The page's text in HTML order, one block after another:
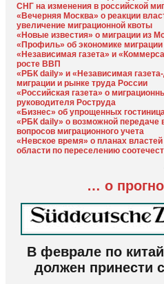
СНГ на изменения в российской
«Вечерняя Москва» о реакции
увеличение миграционной квоты
«Новые известия» о миграции из
«Профиль» об экономике миграции
«Независимая газета» и
росте ВВП
«РБК daily» и «Независимая
миграции и рынке труда России
«Российская газета» о
руководителя Роструда
«Бизнес» об упрощенных
«РБК daily» о возможной передаче
вопросов миграционного учета
«Невское время» о планах
области по переселению
… о
В феврале по
должен принести